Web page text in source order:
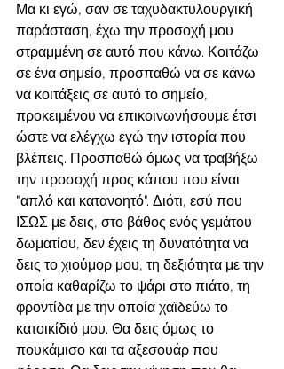
Μα κι εγώ, σαν σε ταχυδακτυλουργική
παράσταση, έχω την προσοχή μου
στραμμένη σε αυτό που κάνω. Κοιτάζω
σε ένα σημείο, προσπαθώ να σε κάνω
να κοιτάξεις σε αυτό το σημείο,
προκειμένου να επικοινωνήσουμε έτσι
ώστε να ελέγχω εγώ την ιστορία που
βλέπεις. Προσπαθώ όμως να τραβήξω
την προσοχή προς κάπου που είναι
"απλό και κατανοητό". Διότι, εσύ που
ΙΣΩΣ με δεις, στο βάθος ενός γεμάτου
δωματίου, δεν έχεις τη δυνατότητα να
δεις το χιούμορ μου, τη δεξιότητα με την
οποία καθαρίζω το ψάρι στο πιάτο, τη
φροντίδα με την οποία χαϊδεύω το
κατοικίδιό μου. Θα δεις όμως το
πουκάμισο και τα αξεσουάρ που